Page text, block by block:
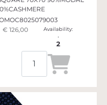
€ 126,00
Availability:
2
Quantità